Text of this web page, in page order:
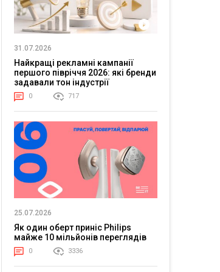
31.07.2026
Найкращі рекламні кампанії
першого півріччя 2026: які бренди
задавали тон індустрії
0 717
25.07.2026
Як один оберт приніс Philips
майже 10 мільйонів переглядів
0 3336